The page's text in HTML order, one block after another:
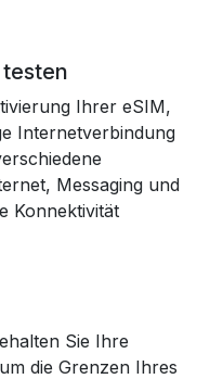
Ihrer eSIM,
Internetverbindung
Messaging und
Konnektivität
Sie Ihre
die Grenzen Ihres